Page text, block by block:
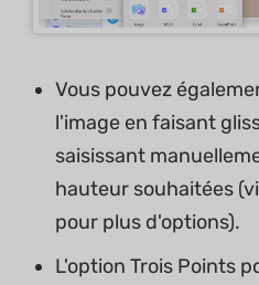
Vous pouvez
l'image en faisant
saisissant
hauteur souhaitées
pour plus d'options).
L'option Trois Points